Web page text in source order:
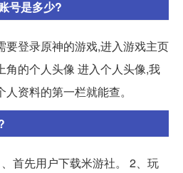
号是多少?
要登录原神的游戏,进入游戏主页
角的个人头像 进入个人头像,我
资料的第一栏就能查。
首先用户下载米游社。 2、玩